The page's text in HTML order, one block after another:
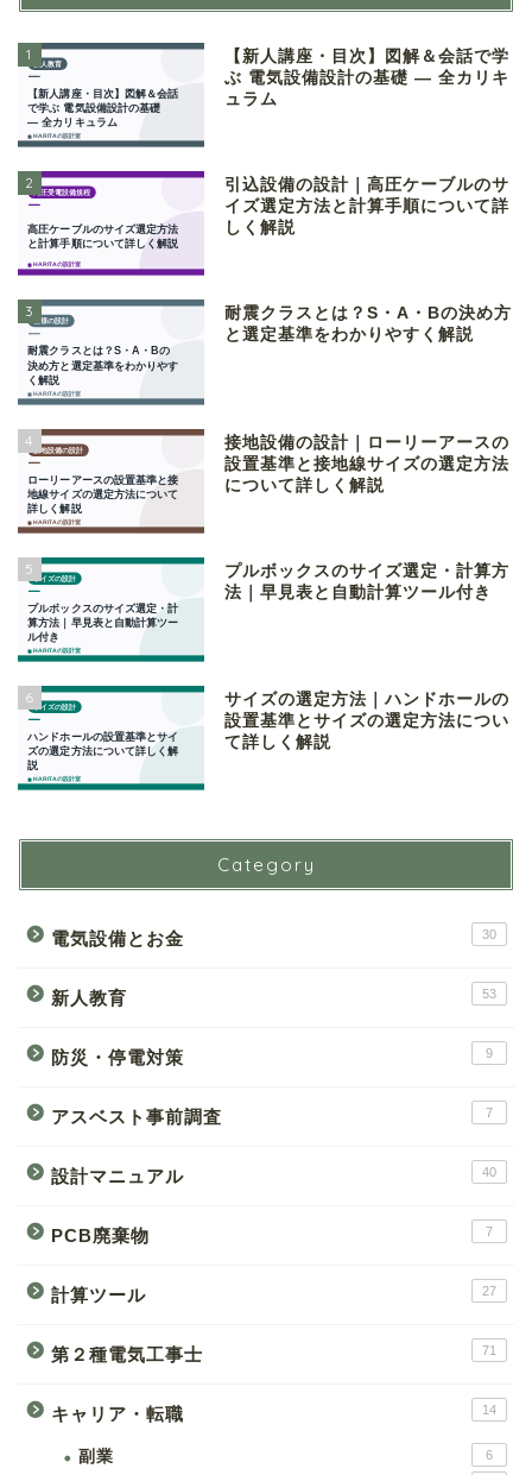
1
【新人講座・目次】図解＆会話で学
ぶ 電気設備設計の基礎 ― 全カリキ
ュラム
2
引込設備の設計｜高圧ケーブルのサ
イズ選定方法と計算手順について詳
しく解説
3
耐震クラスとは？S・A・Bの決め方
と選定基準をわかりやすく解説
4
接地設備の設計｜ローリーアースの
設置基準と接地線サイズの選定方法
について詳しく解説
5
プルボックスのサイズ選定・計算方
法｜早見表と自動計算ツール付き
6
サイズの選定方法｜ハンドホールの
設置基準とサイズの選定方法につい
て詳しく解説
Category
電気設備とお金 30
新人教育 53
防災・停電対策 9
アスベスト事前調査 7
設計マニュアル 40
PCB廃棄物 7
計算ツール 27
第２種電気工事士 71
キャリア・転職 14
副業 6